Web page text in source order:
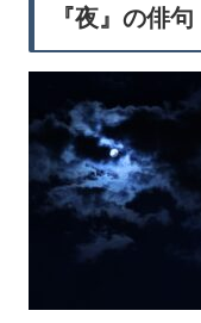
『夜』の俳句